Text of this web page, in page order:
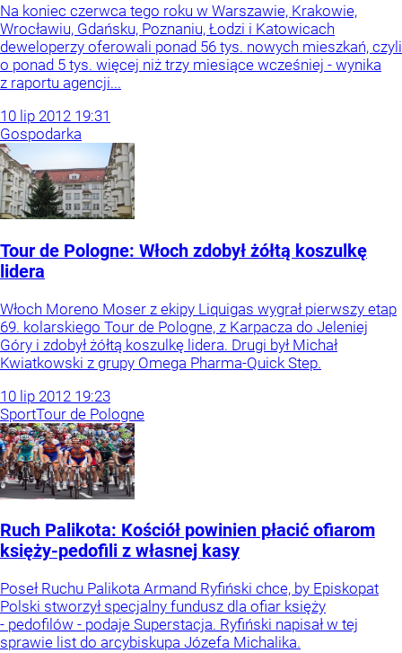
Na koniec czerwca tego roku w Warszawie, Krakowie,
Wrocławiu, Gdańsku, Poznaniu, Łodzi i Katowicach
deweloperzy oferowali ponad 56 tys. nowych mieszkań, czyli
o ponad 5 tys. więcej niż trzy miesiące wcześniej - wynika
z raportu agencji...
10 lip 2012 19:31
Gospodarka
Tour de Pologne: Włoch zdobył żółtą koszulkę
lidera
Włoch Moreno Moser z ekipy Liquigas wygrał pierwszy etap
69. kolarskiego Tour de Pologne, z Karpacza do Jeleniej
Góry i zdobył żółtą koszulkę lidera. Drugi był Michał
Kwiatkowski z grupy Omega Pharma-Quick Step.
10 lip 2012 19:23
SportTour de Pologne
Ruch Palikota: Kościół powinien płacić ofiarom
księży-pedofili z własnej kasy
Poseł Ruchu Palikota Armand Ryfiński chce, by Episkopat
Polski stworzył specjalny fundusz dla ofiar księży
- pedofilów - podaje Superstacja. Ryfiński napisał w tej
sprawie list do arcybiskupa Józefa Michalika.